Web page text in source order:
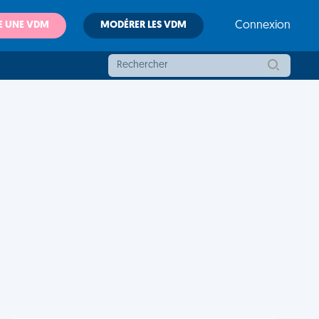
UNE VDM MODÉRER LES VDM Connexion